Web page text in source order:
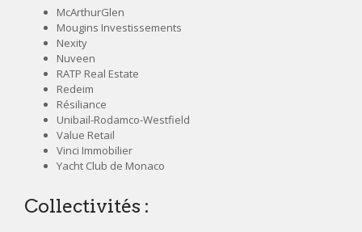
McArthurGlen
Mougins Investissements
Nexity
Nuveen
RATP Real Estate
Redeim
Résiliance
Unibail-Rodamco-Westfield
Value Retail
Vinci Immobilier
Yacht Club de Monaco
Collectivités :